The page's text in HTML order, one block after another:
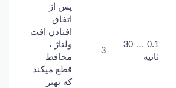
0.1 … 30
ثانیه
3
پس از
اتفاق
افتادن افت
ولتاژ ،
محافظ
قطع میکند
که بهتر